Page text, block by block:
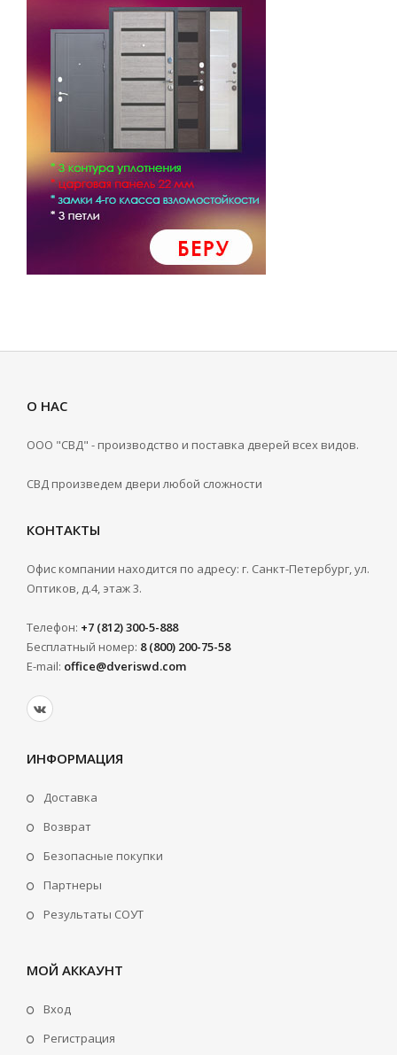
О НАС
ООО "СВД" - производство и поставка дверей всех видов.
СВД произведем двери любой сложности
КОНТАКТЫ
Офис компании находится по адресу: г. Санкт-Петербург, ул.
Оптиков, д.4, этаж 3.
Телефон: +7 (812) 300-5-888
Бесплатный номер: 8 (800) 200-75-58
E-mail: office@dveriswd.com
ИНФОРМАЦИЯ
Доставка
Возврат
Безопасные покупки
Партнеры
Результаты СОУТ
МОЙ АККАУНТ
Вход
Регистрация